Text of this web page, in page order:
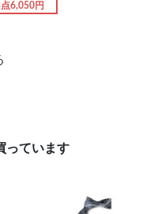
6,050円
っています